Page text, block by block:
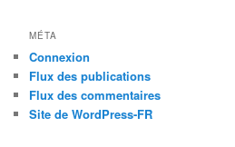
MÉTA
Connexion
Flux des publications
Flux des commentaires
Site de WordPress-FR